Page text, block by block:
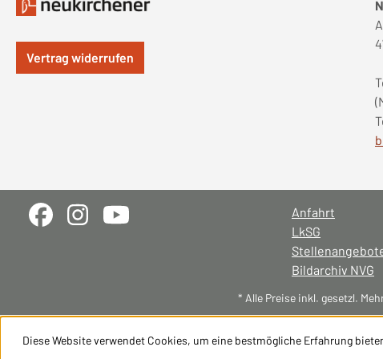
Vertrag widerrufen
Anfahrt
LkSG
Bildarchiv NVG
* Alle Preise inkl. gesetzl.
Diese Website verwendet Cookies, um eine bestmögliche Erfahrung